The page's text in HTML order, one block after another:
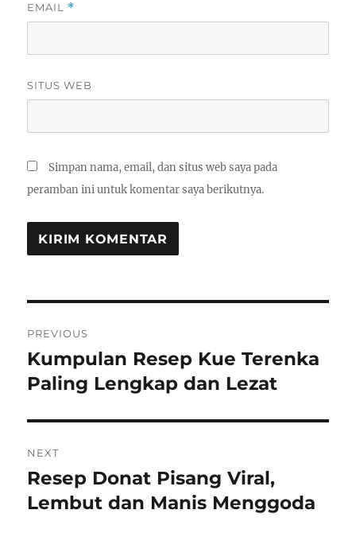
EMAIL *
SITUS WEB
Simpan nama, email, dan situs web saya pada
peramban ini untuk komentar saya berikutnya.
pos
PREVIOUS
Previous
post:
Kumpulan Resep Kue Terenka
Paling Lengkap dan Lezat
NEXT
Next
post:
Resep Donat Pisang Viral,
Lembut dan Manis Menggoda